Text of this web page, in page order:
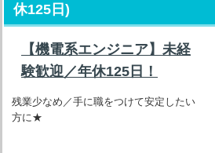
休125日)
【機電系エンジニア】未経
験歓迎／年休125日！
残業少なめ／手に職をつけて安定したい
方に★